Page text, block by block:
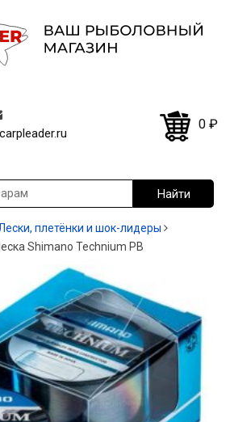
0 ₽
плетёнки и шок-лидеры
Shimano Technium PB